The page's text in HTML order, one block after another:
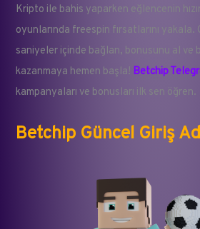
Kripto ile bahis yaparken eğlencenin
oyunlarında freespin fırsatlarını
saniyeler içinde bağlan, bonusunu al ve
kazanmaya hemen başla! Betchip
kampanyaları ve bonusları ilk sen öğren.
Betchip Güncel Giriş